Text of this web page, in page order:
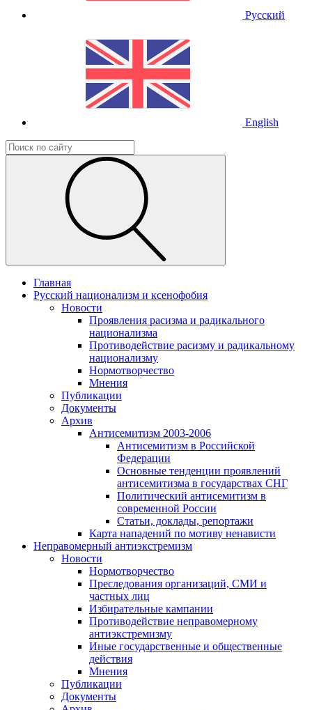
Русский
English
Главная
Русский национализм и ксенофобия
Новости
Проявления расизма и радикального
национализма
Противодействие расизму и радикальному
национализму
Нормотворчество
Мнения
Публикации
Документы
Архив
Антисемитизм 2003-2006
Антисемитизм в Российской
Федерации
Основные тенденции проявлений
антисемитизма в государствах СНГ
Политический антисемитизм в
современной России
Статьи, доклады, репортажи
Карта нападений по мотиву ненависти
Неправомерный антиэкстремизм
Новости
Нормотворчество
Преследования организаций, СМИ и
частных лиц
Избирательные кампании
Противодействие неправомерному
антиэкстремизму
Иные государственные и общественные
действия
Мнения
Публикации
Документы